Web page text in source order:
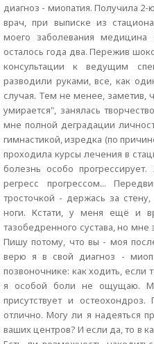
диагноз - миопатия. Получила
врач, при выписке из
моего заболевания медицина
осталось года два. Пережив
консультации к ведущим
разводили руками, все, как
случая. Тем не менее, заметив,
умирается", занялась
мне полной деградации
гимнастикой, изредка (по
проходила курсы лечения в
болезнь особо прогрессирует.
регресс прогрессом...
тросточкой - держась за
ноги. Кстати, у меня ещё и
тазобедренного сустава, но
Пишу потому, что вы - моя
верю я в свой диагноз -
позвоночнике: как ходить, если
я особой боли не ощущаю.
присутствует и
отлично. Могу ли я надеяться
ваших центров? И если да, то в